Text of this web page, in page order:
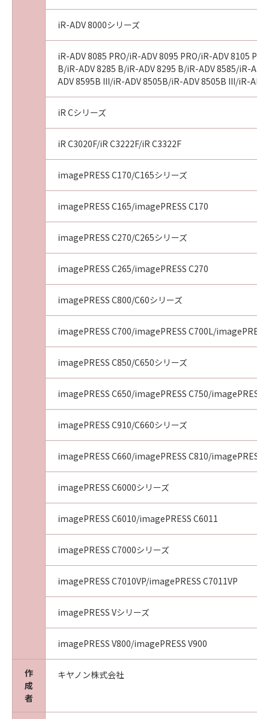
iR-ADV 8000シリーズ
iR-ADV 8085 PRO/iR-ADV 8095 PRO/iR-ADV 8105
B/iR-ADV 8285 B/iR-ADV 8295 B/iR-ADV 8585/iR-
ADV 8595B III/iR-ADV 8505B/iR-ADV 8505B III/iR-
iR Cシリーズ
iR C3020F/iR C3222F/iR C3322F
imagePRESS C170/C165シリーズ
imagePRESS C165/imagePRESS C170
imagePRESS C270/C265シリーズ
imagePRESS C265/imagePRESS C270
imagePRESS C800/C60シリーズ
imagePRESS C700/imagePRESS C700L/
imagePRESS C850/C650シリーズ
imagePRESS C650/imagePRESS C750/imagePRESS
imagePRESS C910/C660シリーズ
imagePRESS C660/imagePRESS C810/imagePRESS
imagePRESS C6000シリーズ
imagePRESS C6010/imagePRESS C6011
imagePRESS C7000シリーズ
imagePRESS C7010VP/imagePRESS C7011VP
imagePRESS Vシリーズ
imagePRESS V800/imagePRESS V900
作
成
者
キヤノン株式会社